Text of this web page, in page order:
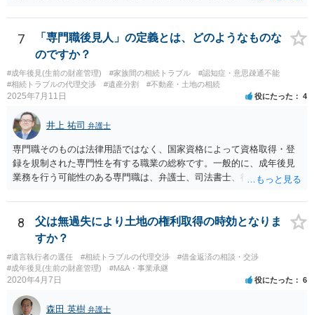
め、後からひっくり返すということは難しくなってくるかと思われま
す。 公開相談の場でのご相談については、どうしても限界が出てしま
うため、一度個別にご相談をされることをお勧めいたします。
7
「専門職後見人」の定義とは、どのようなものな
のですか？
#成年後見(生前の財産管理) #家族間の相続トラブル
#認知症・意思疎通不能
#相続トラブルの代理交渉
#遺産分割 #不動産・土地の相続
2025年7月11日 役にたった 4
井上 祐司 弁護士
専門職そのものは法律用語ではなく、国家資格によって資格取得・登
録を規制された専門性を有する職業の総称です。一般的に、成年後見
業務を行う可能性のある専門職は、弁護士、司法書士、行政書士、税
士はほぼ無条件で成年後見人に選任されるわけではなく、基幹研修を
受講して継続研修を受講し続ける必要がありますが、家庭裁判所から
選任された場合には専門職後見人と呼ぶことになるでしょう。
8
父は無過失により土地の権利取得の時効となりま
すか？
#遺言執行者の選任 #相続トラブルの代理交渉
#借金返済の相談・交渉
#成年後見(生前の財産管理)
#M&A・事業承継
2020年4月7日 役にたった 6
森田 英樹 弁護士